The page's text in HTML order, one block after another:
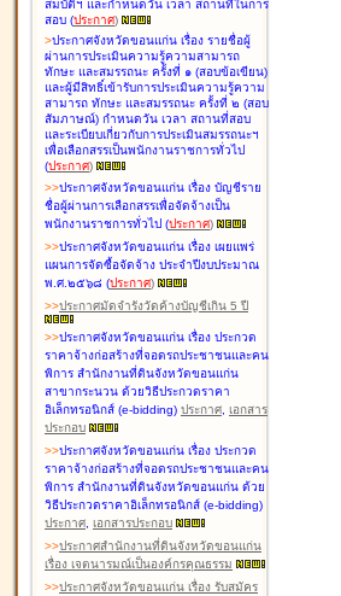
สมบัติฯ และกำหนดวัน เวลา สถานที่ในการ
สอบ (ประกาศ)
>ประกาศจังหวัดขอนแก่น เรื่อง รายชื่อผู้
ผ่านการประเมินความรู้ความสามารถ
ทักษะ และสมรรถนะ ครั้งที่ ๑ (สอบข้อเขียน)
และผู้มีสิทธิ์เข้ารับการประเมินความรู้ความ
สามารถ ทักษะ และสมรรถนะ ครั้งที่ ๒ (สอบ
สัมภาษณ์) กำหนดวัน เวลา สถานที่สอบ
และระเบียบเกี่ยวกับการประเมินสมรรถนะฯ
เพื่อเลือกสรรเป็นพนักงานราชการทั่วไป
(ประกาศ)
>>ประกาศจังหวัดขอนแก่น เรื่อง บัญชีราย
ชื่อผู้ผ่านการเลือกสรรเพื่อจัดจ้างเป็น
พนักงานราชการทั่วไป (ประกาศ)
>>ประกาศจังหวัดขอนแก่น เรื่อง เผยแพร่
แผนการจัดซื้อจัดจ้าง ประจำปีงบประมาณ
พ.ศ.๒๕๖๘ (ประกาศ)
>>ประกาศมัดจำรังวัดค้างบัญชีเกิน 5 ปี
>>ประกาศจังหวัดขอนแก่น เรื่อง ประกวด
ราคาจ้างก่อสร้างที่จอดรถประชาชนและคน
พิการ สำนักงานที่ดินจังหวัดขอนแก่น
สาขากระนวน ด้วยวิธีประกวดราคา
อิเล็กทรอนิกส์ (e-bidding) ประกาศ, เอกสาร
ประกอบ
>>ประกาศจังหวัดขอนแก่น เรื่อง ประกวด
ราคาจ้างก่อสร้างที่จอดรถประชาชนและคน
พิการ สำนักงานที่ดินจังหวัดขอนแก่น ด้วย
วิธีประกวดราคาอิเล็กทรอนิกส์ (e-bidding)
ประกาศ, เอกสารประกอบ
>>ประกาศสำนักงานที่ดินจังหวัดขอนแก่น
เรื่อง เจตนารมณ์เป็นองค์กรคุณธรรม
>>ประกาศจังหวัดขอนแก่น เรื่อง รับสมัคร